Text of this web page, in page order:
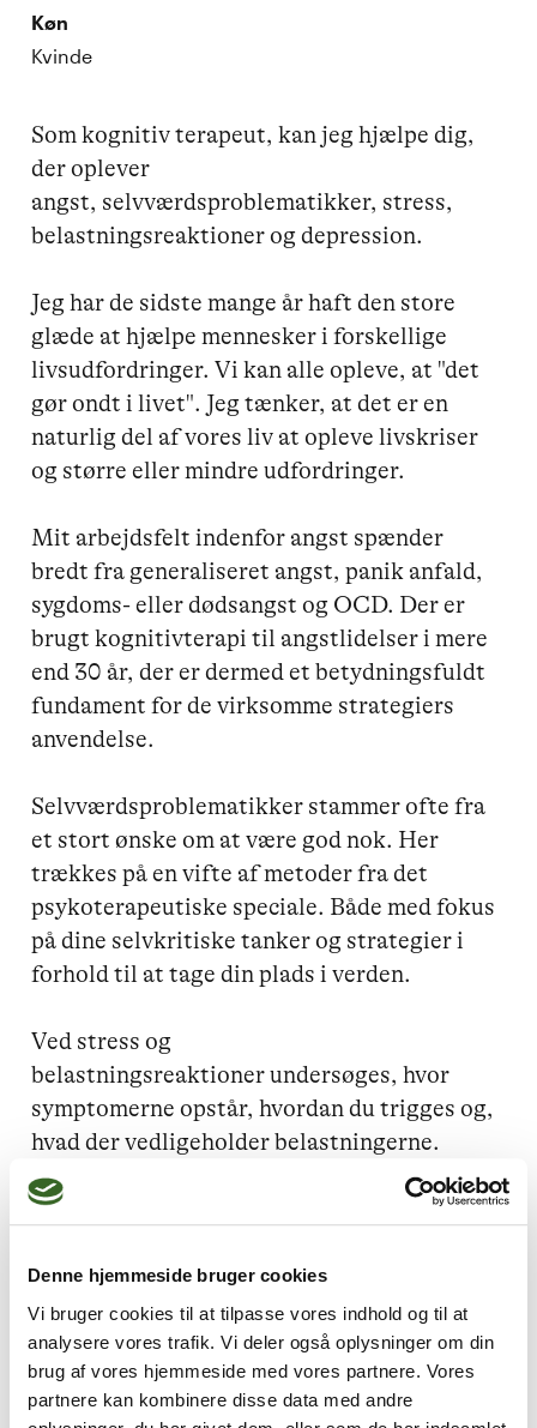
Denne hjemmeside bruger cookies
Vi bruger cookies til at tilpasse vores indhold og til at
analysere vores trafik. Vi deler også oplysninger om din
brug af vores hjemmeside med vores partnere. Vores
partnere kan kombinere disse data med andre
Køn
Kvinde
Som kognitiv terapeut, kan jeg hjælpe dig,
der oplever
angst, selvværdsproblematikker, stress,
belastningsreaktioner og depression.
Jeg har de sidste mange år haft den store
glæde at hjælpe mennesker i forskellige
livsudfordringer. Vi kan alle opleve, at "det
gør ondt i livet". Jeg tænker, at det er en
naturlig del af vores liv at opleve livskriser
og større eller mindre udfordringer.
Mit arbejdsfelt indenfor angst spænder
bredt fra generaliseret angst, panik anfald,
sygdoms- eller dødsangst og OCD. Der er
brugt kognitivterapi til angstlidelser i mere
end 30 år, der er dermed et betydningsfuldt
fundament for de virksomme strategiers
anvendelse.
Selvværdsproblematikker stammer ofte fra
et stort ønske om at være god nok. Her
trækkes på en vifte af metoder fra det
psykoterapeutiske speciale. Både med fokus
på dine selvkritiske tanker og strategier i
forhold til at tage din plads i verden.
Ved stress og
belastningsreaktioner undersøges, hvor
symptomerne opstår, hvordan du trigges og,
hvad der vedligeholder belastningerne.
Jeg kan i nogle situationer anbefale, at du
læge, da der kan være forskel på hvilken
faggruppe: psykiater, psykolog eller
terapeut, der bør hjælpe dig. Ligesom du
måske også har mulighed for at få tilskud via
sygesikringen i forbindelse med psykolog